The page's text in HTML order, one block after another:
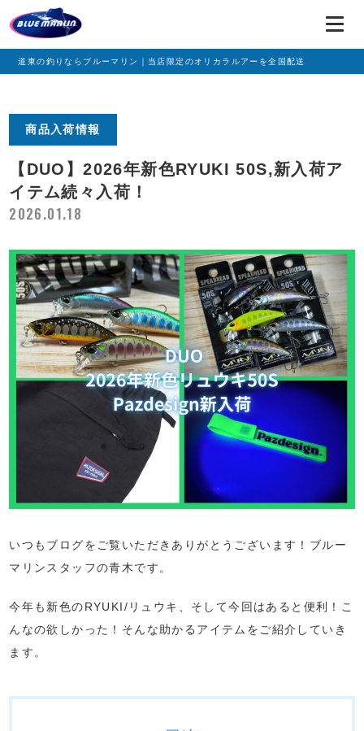
道東の釣りならブルーマリン｜当店限定のオリカラルアーを全国配送
商品入荷情報
【DUO】2026年新色RYUKI 50S,新入荷ア
イテム続々入荷！
2026.01.18
いつもブログをご覧いただきありがとうございます！ブルー
マリンスタッフの青木です。
今年も新色のRYUKI/リュウキ、そして今回はあると便利！こ
んなの欲しかった！そんな助かるアイテムをご紹介していき
ます。